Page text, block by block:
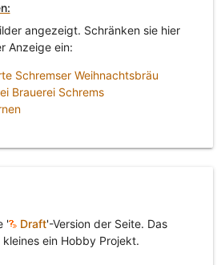
angezeigt. Schränken sie hier
Anzeige ein:
Schremser Weihnachtsbräu
Brauerei Schrems
' Draft'-Version der Seite. Das
ein Hobby Projekt.